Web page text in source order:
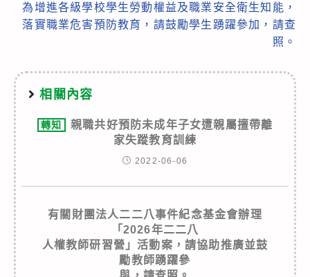
為增進各級學校學生勞動權益及職業安全衛生知能，
落實職業危害預防教育，請鼓勵學生踴躍參加，請查
照。
相關內容
轉知
親職共好預防未成年子女遭親屬擅帶離
家失蹤教育訓練
2022-06-06
有關財團法人二二八事件紀念基金會辦理
「2026年二二八
人權教師研習營」活動案，請協助推廣並鼓
勵教師踴躍參